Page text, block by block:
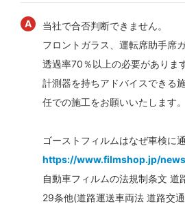
当社で合否判断できません。
フロントガラス、運転席助手席
透過率70％以上の必要があります
計測器を持ちアドバイスできる
任での施工をお願いいたします。
ゴーストフィルムはなぜ車検に
https://www.filmshop.jp/
自動車フィルムの法規制条文 道
29条他(道路運送車両法 道路交通